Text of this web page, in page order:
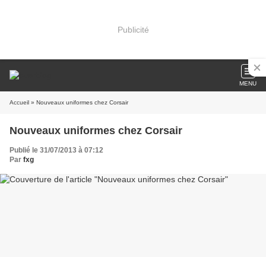
Publicité
MENU
Accueil » Nouveaux uniformes chez Corsair
Nouveaux uniformes chez Corsair
Publié le 31/07/2013 à 07:12
Par fxg